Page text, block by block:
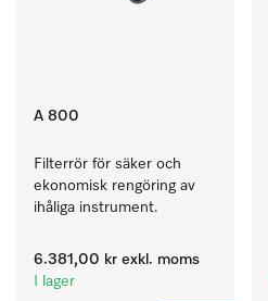
A 800
Filterrör för säker och
ekonomisk rengöring av
ihåliga instrument.
6.381,00 kr exkl. moms
I lager